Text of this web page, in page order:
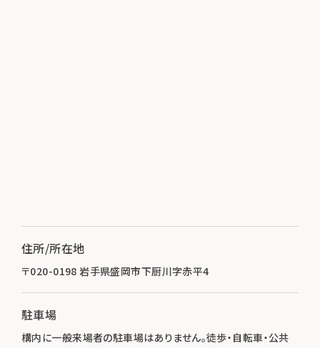
住所/所在地
〒020-0198 岩手県盛岡市下厨川字赤平4
駐車場
構内に一般来場者の駐車場はありません。徒歩・自転車・公共